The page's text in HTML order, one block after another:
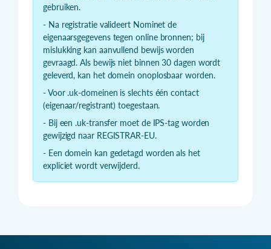
gebruiken.
- Na registratie valideert Nominet de
eigenaarsgegevens tegen online bronnen; bij
mislukking kan aanvullend bewijs worden
gevraagd. Als bewijs niet binnen 30 dagen wordt
geleverd, kan het domein onoplosbaar worden.
- Voor .uk-domeinen is slechts één contact
(eigenaar/registrant) toegestaan.
- Bij een .uk-transfer moet de IPS-tag worden
gewijzigd naar REGISTRAR-EU.
- Een domein kan gedetagd worden als het
expliciet wordt verwijderd.